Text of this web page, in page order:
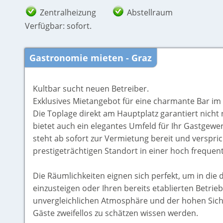
Zentralheizung
Abstellraum
Verfügbar: sofort.
Gastronomie mieten - Graz
Kultbar sucht neuen Betreiber.
Exklusives Mietangebot für eine charmante Bar
Die Toplage direkt am Hauptplatz garantiert
bietet auch ein elegantes Umfeld für Ihr
steht ab sofort zur Vermietung bereit und
prestigeträchtigen Standort in einer hoch
Die Räumlichkeiten eignen sich perfekt, um in die
einzusteigen oder Ihren bereits etablierten
unvergleichlichen Atmosphäre und der hohen
Gäste zweifellos zu schätzen wissen werden.